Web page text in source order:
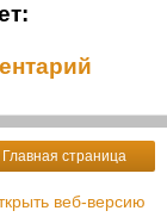
Главная страница
веб-версию